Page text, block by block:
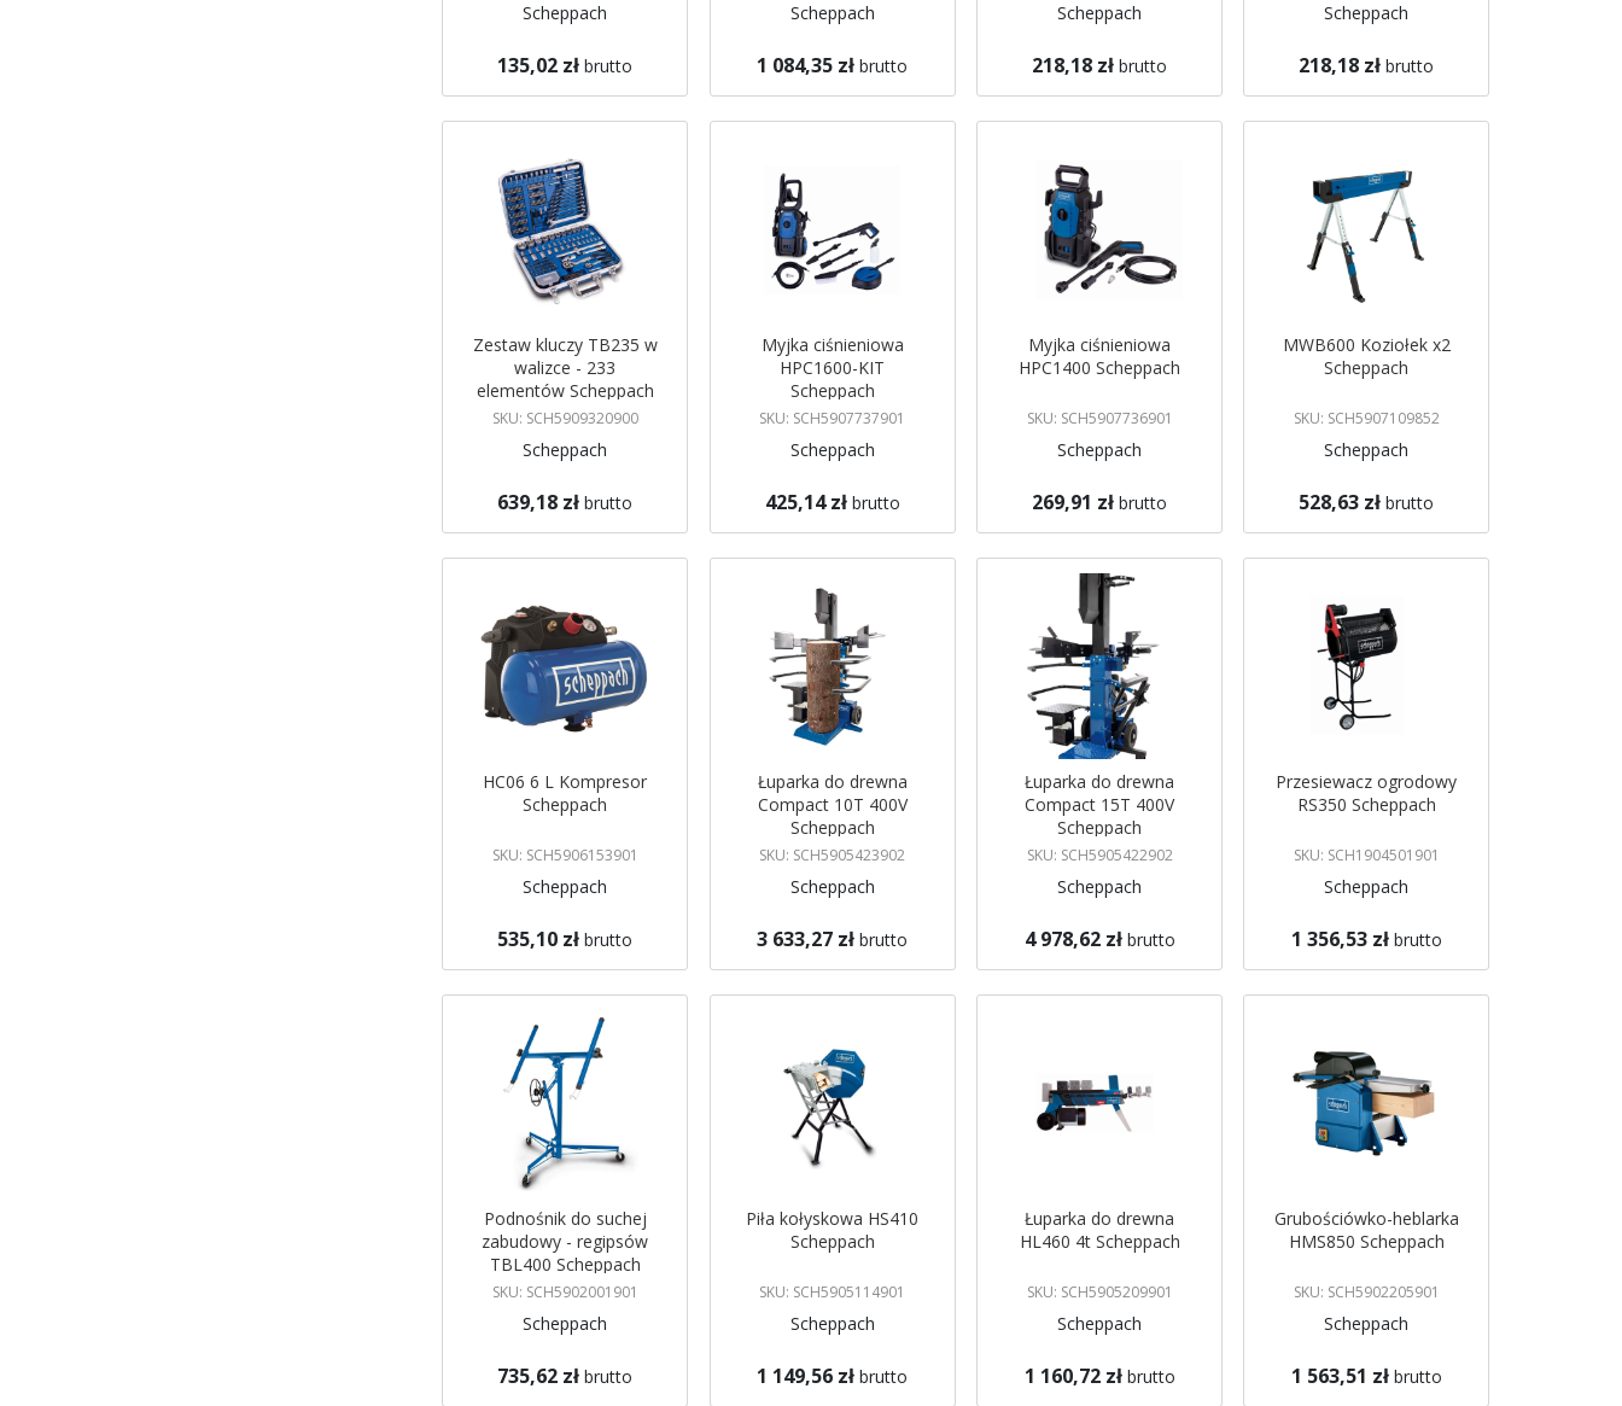
Scheppach
135,02 zł brutto
Scheppach
1 084,35 zł brutto
Scheppach
218,18 zł brutto
Scheppach
218,18 zł brutto
Zestaw kluczy TB235 w
walizce - 233
elementów Scheppach
SKU: SCH5909320900
Scheppach
639,18 zł brutto
Myjka ciśnieniowa
HPC1600-KIT
Scheppach
SKU: SCH5907737901
Scheppach
425,14 zł brutto
Myjka ciśnieniowa
HPC1400 Scheppach
SKU: SCH5907736901
Scheppach
269,91 zł brutto
MWB600 Koziołek x2
Scheppach
SKU: SCH5907109852
Scheppach
528,63 zł brutto
HC06 6 L Kompresor
Scheppach
SKU: SCH5906153901
Scheppach
535,10 zł brutto
Łuparka do drewna
Compact 10T 400V
Scheppach
SKU: SCH5905423902
Scheppach
3 633,27 zł brutto
Łuparka do drewna
Compact 15T 400V
Scheppach
SKU: SCH5905422902
Scheppach
4 978,62 zł brutto
Przesiewacz ogrodowy
RS350 Scheppach
SKU: SCH1904501901
Scheppach
1 356,53 zł brutto
Podnośnik do suchej
zabudowy - regipsów
TBL400 Scheppach
SKU: SCH5902001901
Scheppach
735,62 zł brutto
Piła kołyskowa HS410
Scheppach
SKU: SCH5905114901
Scheppach
1 149,56 zł brutto
Łuparka do drewna
HL460 4t Scheppach
SKU: SCH5905209901
Scheppach
1 160,72 zł brutto
Grubościówko-heblarka
HMS850 Scheppach
SKU: SCH5902205901
Scheppach
1 563,51 zł brutto